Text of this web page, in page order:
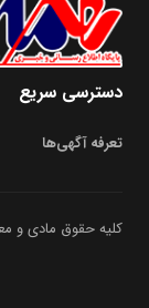
دسترسی سریع
تعرفه آگهی‌ها
کلیه حقوق مادی و